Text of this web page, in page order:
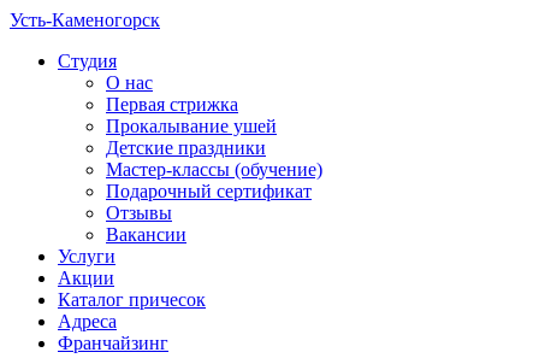
Усть-Каменогорск
Cтудия
О нас
Первая стрижка
Прокалывание ушей
Детские праздники
Мастер-классы (обучение)
Подарочный сертификат
Отзывы
Вакансии
Услуги
Акции
Каталог причесок
Адреса
Франчайзинг